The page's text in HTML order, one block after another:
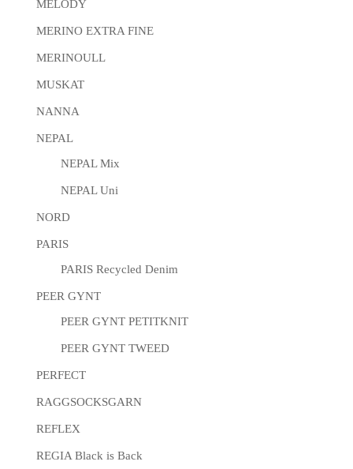
MELODY
MERINO EXTRA FINE
MERINOULL
MUSKAT
NANNA
NEPAL
NEPAL Mix
NEPAL Uni
NORD
PARIS
PARIS Recycled Denim
PEER GYNT
PEER GYNT PETITKNIT
PEER GYNT TWEED
PERFECT
RAGGSOCKSGARN
REFLEX
REGIA Black is Back